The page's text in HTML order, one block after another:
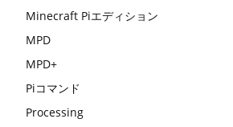
Minecraft Piエディション
MPD
MPD+
Piコマンド
Processing